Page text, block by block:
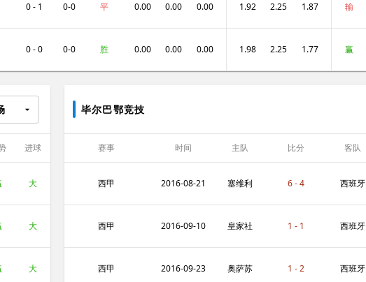
0 - 1 0-0 平 0.00 0.00 0.00 1.92 2.25 1.87 输
0 - 0 0-0 胜 0.00 0.00 0.00 1.98 2.25 1.77 赢
进球
大
大
大
毕尔巴鄂竞技
赛事 时间 主队 比分 客队
西甲 2016-08-21 塞维利
亚
6 - 4 西班牙
人
西甲 2016-09-10 皇家社
会
1 - 1 西班牙
人
西甲 2016-09-23 奥萨苏 1 - 2 西班牙